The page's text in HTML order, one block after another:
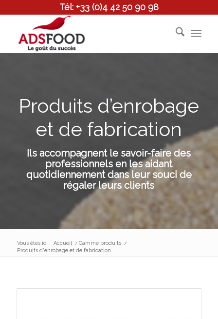
Tél: +33 (0)4 42 50 90 98
Produits d’enrobage
et de fabrication
Ils accompagnent le savoir-faire des
professionnels en les aidant
quotidiennement dans leur souci de
régaler leurs clients
Vous êtes ici : Accueil / Gamme produits /
Produits d'enrobage et de fabrication